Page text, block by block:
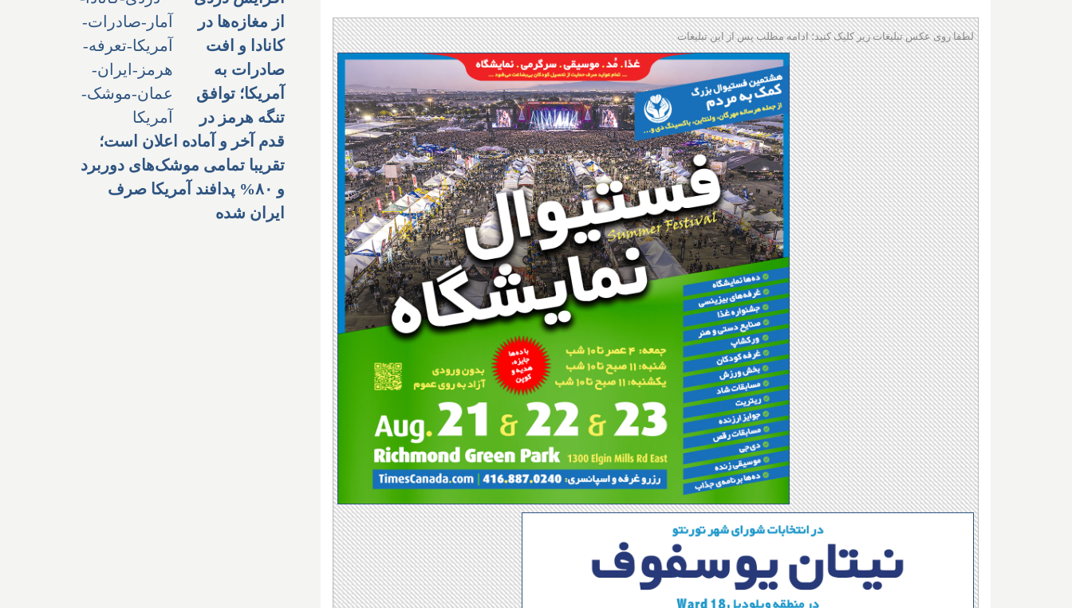
لطفا روی عکس تبلیغات زیر کلیک کنید؛ ادامه مطلب پس از این تبلیغات
از مغازه‌ها در
کانادا و افت
صادرات به
آمریکا؛ توافق
تنگه هرمز در
قدم آخر و آماده اعلان است؛
تقریبا تمامی موشک‌های دوربرد
و ۸۰% پدافند آمریکا صرف
ایران شده